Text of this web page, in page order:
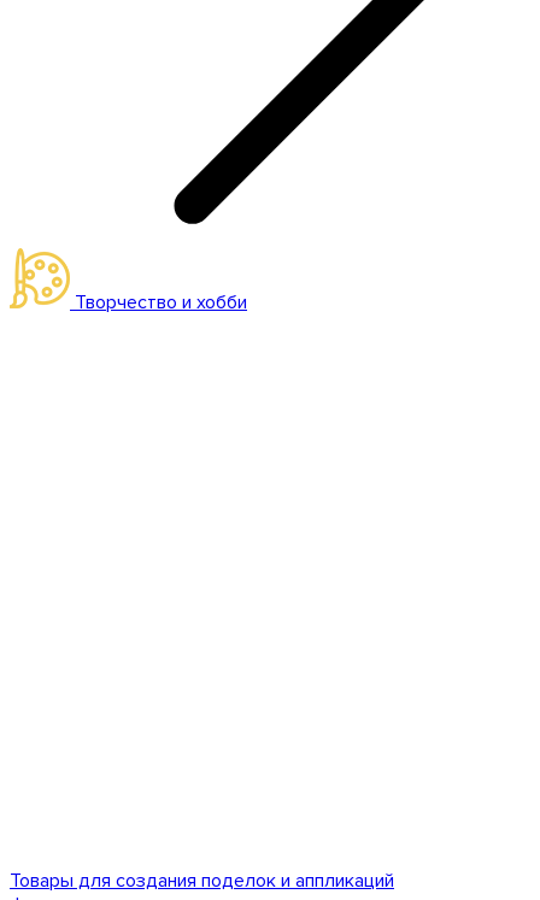
Творчество и хобби
Товары для создания поделок и аппликаций